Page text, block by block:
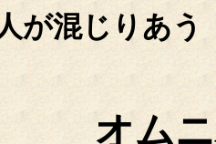
が混じりあう
オム